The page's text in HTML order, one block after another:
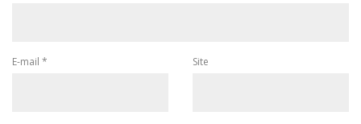
E-mail * Site